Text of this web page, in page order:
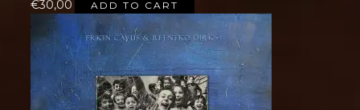
€30,00 ADD TO CART